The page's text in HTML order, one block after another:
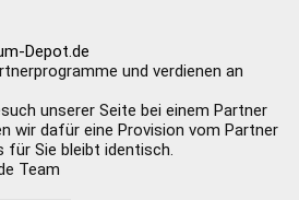
Depot.de
und verdienen an
unserer Seite bei einem Partner
wir dafür eine Provision vom Partner
für Sie bleibt identisch.
Team